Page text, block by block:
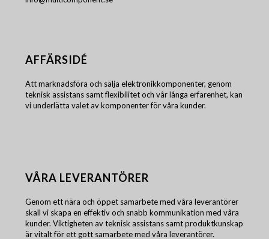
AFFÄRSIDÉ
Att marknadsföra och sälja elektronikkomponenter, genom
teknisk assistans samt flexibilitet och vår långa erfarenhet, kan
vi underlätta valet av komponenter för våra kunder.
VÅRA LEVERANTÖRER
Genom ett nära och öppet samarbete med våra leverantörer
skall vi skapa en effektiv och snabb kommunikation med våra
kunder. Viktigheten av teknisk assistans samt produktkunskap
är vitalt för ett gott samarbete med våra leverantörer.